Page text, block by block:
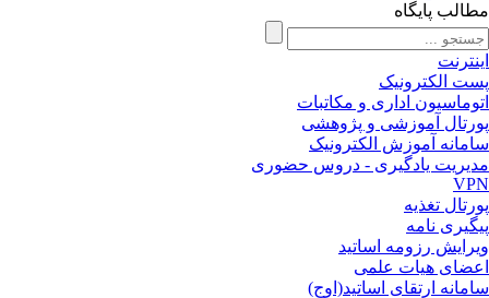
پایگاه
الکترونیک
اداری و مکاتبات
آموزشی و پژوهشی
آموزش الکترونیک
یادگیری - دروس حضوری
تغذیه
نامه
رزومه اساتید
هیات علمی
ارتقای اساتید(اوج)